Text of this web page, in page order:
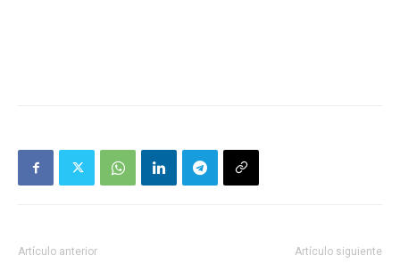
Artículo anterior Artículo siguiente